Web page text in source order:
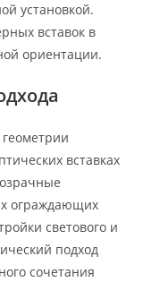
установкой.
вставок в
ориентации.
вставках
ограждающих
светового и
подход
сочетания